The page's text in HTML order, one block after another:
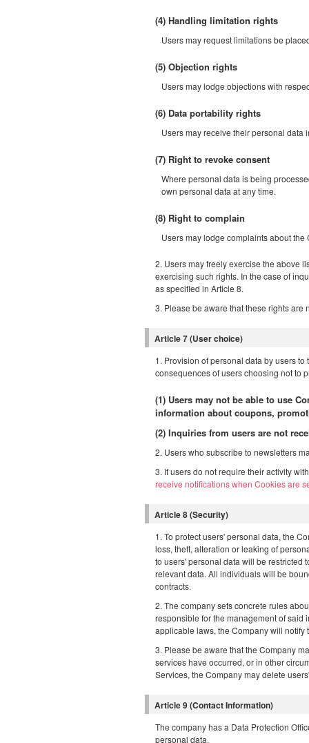
(4) Handling limitation rights
Users may request limitations be
(5) Objection rights
Users may lodge objections with
(6) Data portability rights
Users may receive their personal data
(7) Right to revoke consent
Where personal data is being
own personal data at any time.
(8) Right to complain
Users may lodge complaints about
2. Users may freely exercise the above
exercising such rights. In the case of
as specified in Article 8.
3. Please be aware that these rights are
Article 7 (User choice)
1. Provision of personal data by users
consequences of users choosing not to
(1) Users may not be able to use
information about coupons,
(2) Inquiries from users are not
2. Users who subscribe to newsletters
3. If users do not require their activity
receive notifications when Cookies are
Article 8 (Security)
1. To protect users' personal data, the
loss, theft, alteration or leaking of
to users' personal data will be restricted
relevant data. All individuals will be
contracts.
2. The company sets concrete rules
responsible for the management of said
applicable laws, the Company will
3. Please be aware that the Company
services have occurred, or in other
Services, the Company may delete
Article 9 (Contact Information)
The company has a Data Protection
personal data.